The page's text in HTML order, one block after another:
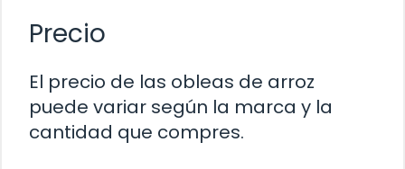
Precio
El precio de las obleas de arroz
puede variar según la marca y la
cantidad que compres.